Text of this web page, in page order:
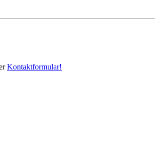
Kontaktformular!